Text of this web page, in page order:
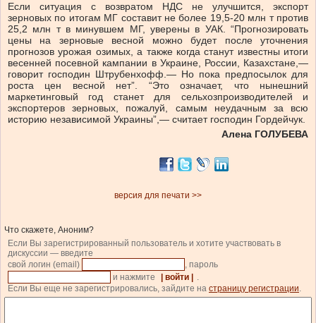
Если ситуация с возвратом НДС не улучшится, экспорт
зерновых по итогам МГ составит не более 19,5-20 млн т против
25,2 млн т в минувшем МГ, уверены в УАК. “Прогнозировать
цены на зерновые весной можно будет после уточнения
прогнозов урожая озимых, а также когда станут известны итоги
весенней посевной кампании в Украине, России, Казахстане,—
говорит господин Штрубенхофф.— Но пока предпосылок для
роста цен весной нет”. “Это означает, что нынешний
маркетинговый год станет для сельхозпроизводителей и
экспортеров зерновых, пожалуй, самым неудачным за всю
историю независимой Украины”,— считает господин Гордейчук.
Алена ГОЛУБЕВА
версия для печати >>
Что скажете, Аноним?
Если Вы зарегистрированный пользователь и хотите участвовать в
дискуссии — введите
свой логин (email)
, пароль
и нажмите
| войти |
.
Если Вы еще не зарегистрировались, зайдите на страницу регистрации.